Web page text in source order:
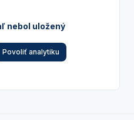
nebol uložený
Povoliť analytiku